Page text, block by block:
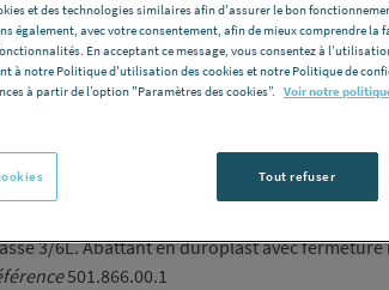
3/6L. Abattant en duroplast avec
501.866.00.1
et des technologies similaires afin d'assurer le bon
également, avec votre consentement, afin de mieux comprendre la
En acceptant ce message, vous consentez à
à notre Politique d'utilisation des cookies et notre Politique de
à partir de l’option "Paramètres des cookies”. Voir notre
Tout refuser